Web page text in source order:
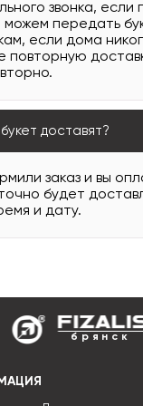
звонка, если
передать
если дома
повторную
доставят?
заказ и вы
точно будет
и дату.
брянск